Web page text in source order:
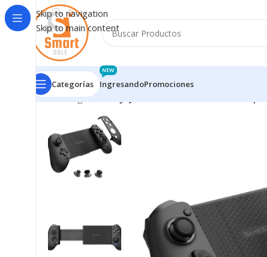
Skip to navigation
Skip to main content
Categorías Ingresando
NEW
Promociones
Inicio/Ingresando